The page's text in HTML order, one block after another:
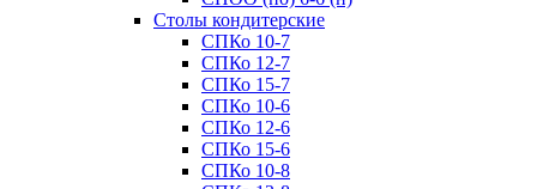
Cтолы кондитерские
СПКо 10-7
СПКо 12-7
СПКо 15-7
СПКо 10-6
СПКо 12-6
СПКо 15-6
СПКо 10-8